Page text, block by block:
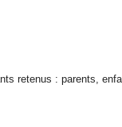
retenus : parents,